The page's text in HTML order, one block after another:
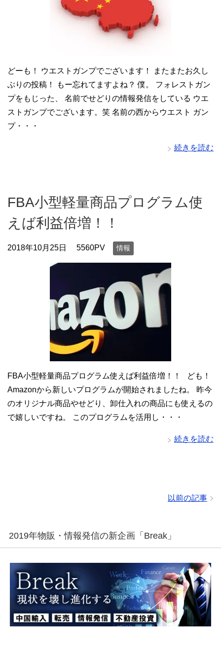
どーも！ ウエストガンプでございます！ またまたお久し
ぶりの投稿！ もー忘れてますよね？ 僕。 フォレストガン
プをもじった、 名前でせどりの情報発信をしている ウエ
ストガンプでございます。笑 名前の西からウエスト ガン
プ・・・
続きを読む
FBA小型軽量商品プログラム使
えば利益倍増！！
2018年10月25日 5560PV 情報
FBA小型軽量商品プログラム使えば利益倍増！！ ども！
Amazonから新しいプログラムが開始されましたね。 昨今
のオリジナル商品やせどり、卸仕入れの商品にも使えるの
で嬉しいですね。 このプログラムを活用し・・・
続きを読む
以前の記事
2019年物販・情報発信の新企画「Break」